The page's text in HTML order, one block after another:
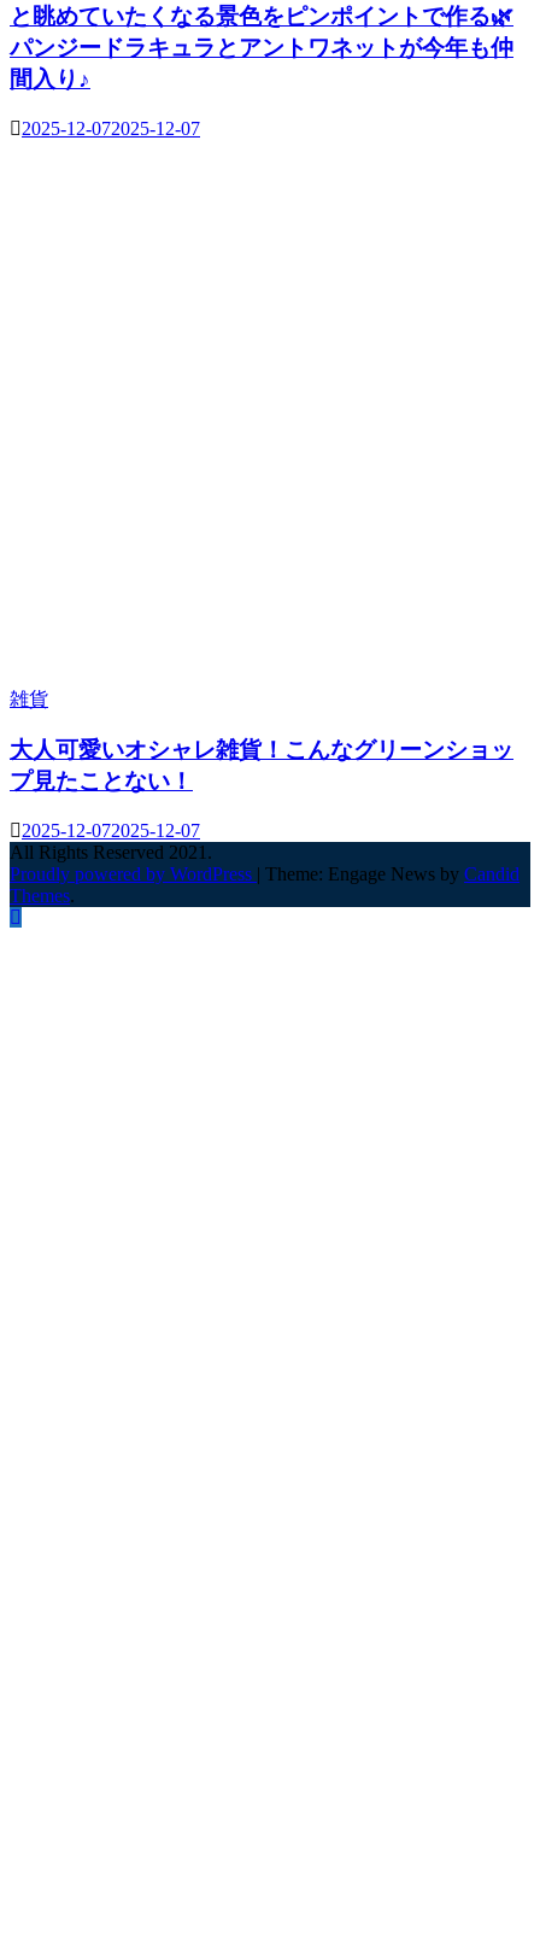
と眺めていたくなる景色をピンポイントで作る🌿
パンジードラキュラとアントワネットが今年も仲
間入り♪
2025-12-072025-12-07
雑貨
大人可愛いオシャレ雑貨！こんなグリーンショッ
プ見たことない！
2025-12-072025-12-07
All Rights Reserved 2021.
Proudly powered by WordPress | Theme: Engage News by Candid
Themes.